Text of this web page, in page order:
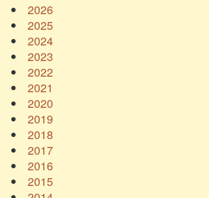
2026
2025
2024
2023
2022
2021
2020
2019
2018
2017
2016
2015